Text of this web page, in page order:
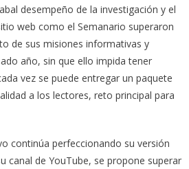
desempeño de la investigación y el
web como el Semanario superaron
de sus misiones informativas y
año, sin que ello impida tener
vez se puede entregar un paquete
a los lectores, reto principal para
continúa perfeccionando su versión
canal de YouTube, se propone superar